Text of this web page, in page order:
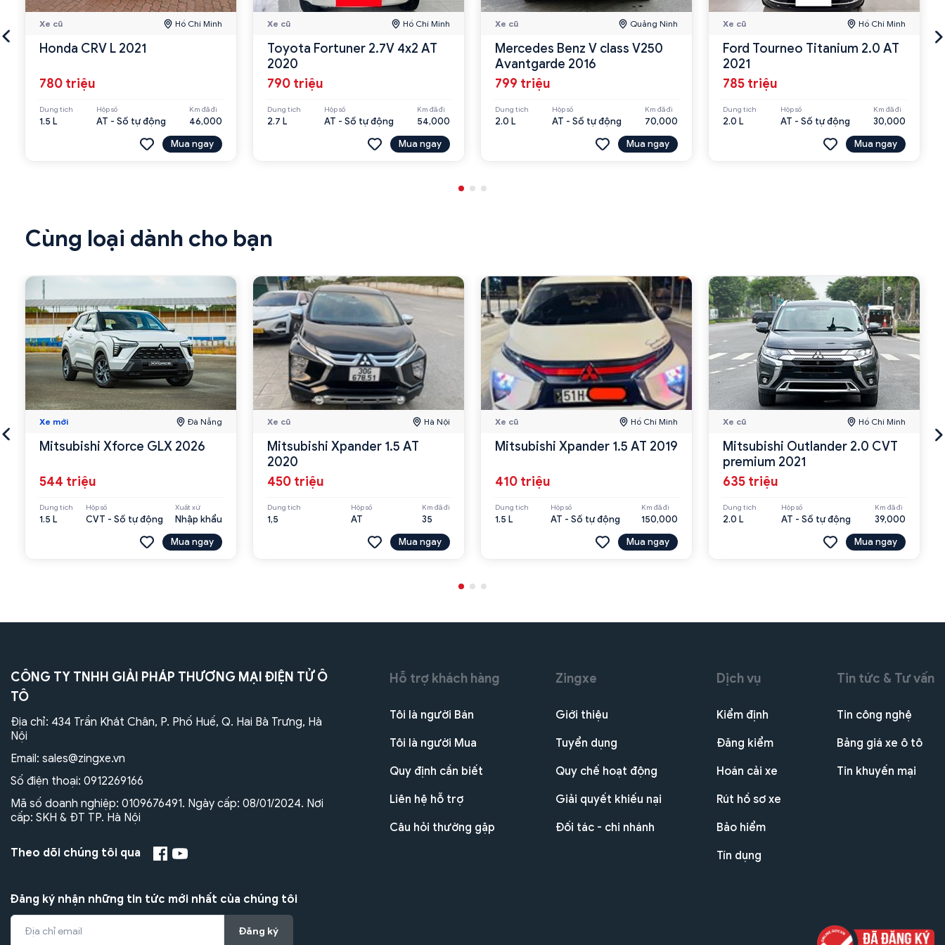
Xe cũ Hồ Chí Minh
Honda CRV L 2021
780 triệu
Dung tích
1.5 L
Hộp số
AT - Số tự động
Km đã đi
46,000
Mua ngay
Xe cũ Hồ Chí Minh
Toyota Fortuner 2.7V 4x2 AT
2020
790 triệu
Dung tích
2.7 L
Hộp số
AT - Số tự động
Km đã đi
54,000
Mua ngay
Xe cũ Quảng Ninh
Mercedes Benz V class V250
Avantgarde 2016
799 triệu
Dung tích
2.0 L
Hộp số
AT - Số tự động
Km đã đi
70,000
Mua ngay
Xe cũ Hồ Chí Minh
Ford Tourneo Titanium 2.0 AT
2021
785 triệu
Dung tích
2.0 L
Hộp số
AT - Số tự động
Km đã đi
30,000
Mua ngay
Cùng loại dành cho bạn
Xe mới Đà Nẵng
Mitsubishi Xforce GLX 2026
544 triệu
Dung tích
1.5 L
Hộp số
CVT - Số tự động
Xuất xứ
Nhập khẩu
Mua ngay
Xe cũ Hà Nội
Mitsubishi Xpander 1.5 AT
2020
450 triệu
Dung tích
1,5
Hộp số
AT
Km đã đi
35
Mua ngay
Xe cũ Hồ Chí Minh
Mitsubishi Xpander 1.5 AT 2019
410 triệu
Dung tích
1.5 L
Hộp số
AT - Số tự động
Km đã đi
150,000
Mua ngay
Xe cũ Hồ Chí Minh
Mitsubishi Outlander 2.0 CVT
premium 2021
635 triệu
Dung tích
2.0 L
Hộp số
AT - Số tự động
Km đã đi
39,000
Mua ngay
CÔNG TY TNHH GIẢI PHÁP THƯƠNG MẠI ĐIỆN TỬ Ô
TÔ
Địa chỉ: 434 Trần Khát Chân, P. Phố Huế, Q. Hai Bà Trưng, Hà
Nội
Email: sales@zingxe.vn
Số điện thoại: 0912269166
Mã số doanh nghiệp: 0109676491. Ngày cấp: 08/01/2024. Nơi
cấp: SKH & ĐT TP. Hà Nội
Theo dõi chúng tôi qua
Đăng ký nhận những tin tức mới nhất của chúng tôi
Đăng ký
Hỗ trợ khách hàng
Tôi là người Bán
Tôi là người Mua
Quy định cần biết
Liên hệ hỗ trợ
Câu hỏi thường gặp
Zingxe
Giới thiệu
Tuyển dụng
Quy chế hoạt động
Giải quyết khiếu nại
Đối tác - chi nhánh
Dịch vụ
Kiểm định
Đăng kiểm
Hoán cải xe
Rút hồ sơ xe
Bảo hiểm
Tín dụng
Tin tức & Tư vấn
Tin công nghệ
Bảng giá xe ô tô
Tin khuyến mại